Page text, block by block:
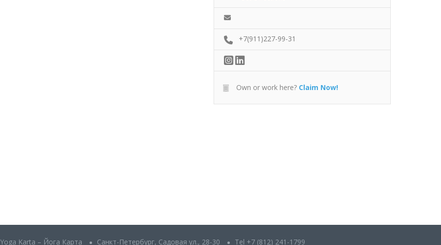
+7(911)227-99-31
Own or work here? Claim Now!
Karta – Йога Карта Санкт-Петербург, Садовая ул., 28-30 Tel +7 (812) 241-1799